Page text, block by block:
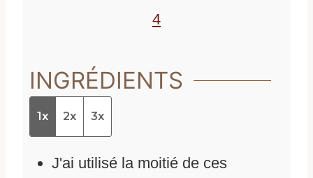
4
INGRÉDIENTS
1x 2x 3x
J'ai utilisé la moitié de ces